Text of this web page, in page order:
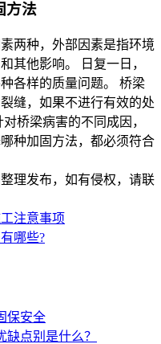
方法
两种，外部因素是指环境
其他影响。 日复一日，
各样的质量问题。 桥梁
缝，如果不进行有效的处
桥梁病害的不同成因，
种加固方法，都必须符合
理发布，如有侵权，请联
注意事项
哪些?
保安全
点别是什么？